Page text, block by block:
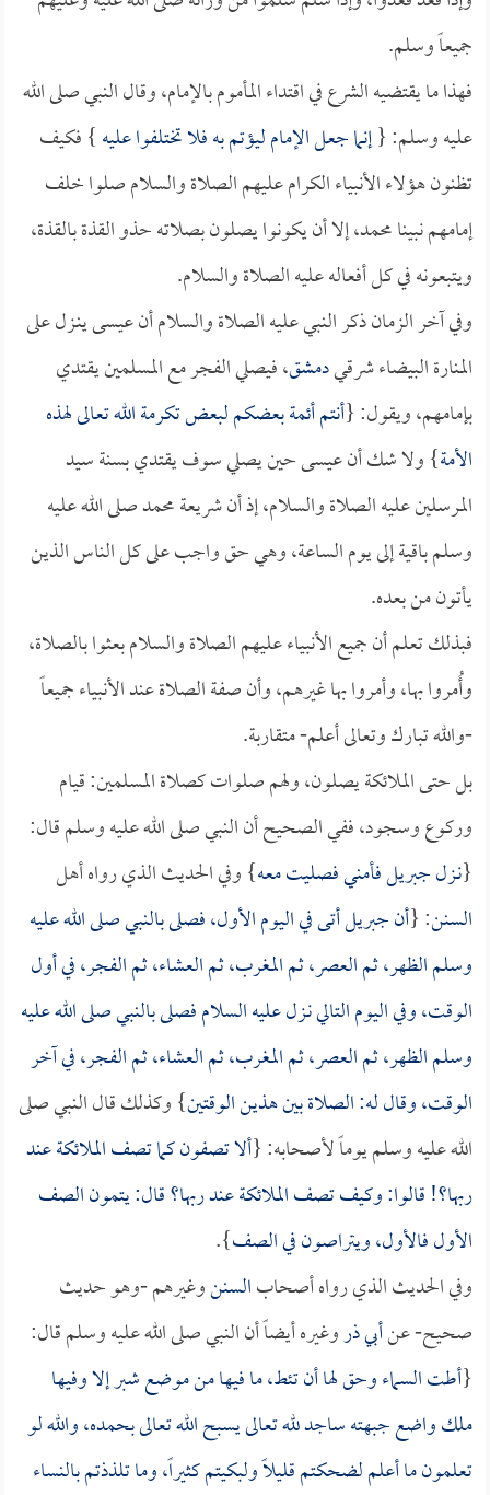
جميعاً وسلم.
فهذا ما يقتضيه الشرع في اقتداء المأموم بالإمام، وقال النبي صلى الله
عليه وسلم: {إنما جعل الإمام ليؤتم به فلا تختلفوا عليه} فكيف
تظنون هؤلاء الأنبياء الكرام عليهم الصلاة والسلام صلوا خلف
إمامهم نبينا محمد، إلا أن يكونوا يصلون بصلاته حذو القذة بالقذة،
ويتبعونه في كل أفعاله عليه الصلاة والسلام.
وفي آخر الزمان ذكر النبي عليه الصلاة والسلام أن عيسى ينـزل على
المنارة البيضاء شرقيدمشق، فيصلي الفجر مع المسلمين يقتدي
بإمامهم، ويقول: {أنتم أئمة بعضكم لبعض تكرمة الله تعالى لهذه
الأمة} ولا شك أن عيسى حين يصلي سوف يقتدي بسنة سيد
المرسلين عليه الصلاة والسلام، إذ أن شريعة محمد صلى الله عليه
وسلم باقية إلى يوم الساعة، وهي حق واجب على كل الناس الذين
يأتون من بعده.
فبذلك تعلم أن جميع الأنبياء عليهم الصلاة والسلام بعثوا بالصلاة،
وأُمروا بها، وأمروا بها غيرهم، وأن صفة الصلاة عند الأنبياء جميعاً
-والله تبارك وتعالى أعلم- متقاربة.
بل حتى الملائكة يصلون، ولهم صلوات كصلاة المسلمين: قيام
وركوع وسجود، ففي الصحيح أن النبي صلى الله عليه وسلم قال:
{نـزل جبريل فأمني فصليت معه} وفي الحديث الذي رواه أهل
السنن: {أن جبريل أتى في اليوم الأول، فصلى بالنبي صلى الله عليه
وسلم الظهر، ثم العصر، ثم المغرب، ثم العشاء، ثم الفجر، في أول
الوقت، وفي اليوم التالي نـزل عليه السلام فصلى بالنبي صلى الله عليه
وسلم الظهر، ثم العصر، ثم المغرب، ثم العشاء، ثم الفجر، في آخر
الوقت، وقال له: الصلاة بين هذين الوقتين} وكذلك قال النبي صلى
الله عليه وسلم يوماً لأصحابه: {ألا تصفون كما تصف الملائكة عند
ربها؟! قالوا: وكيف تصف الملائكة عند ربها؟ قال: يتمون الصف
الأول فالأول، ويتراصون في الصف}.
وفي الحديث الذي رواه أصحابالسننوغيرهم -وهو حديث
صحيح- عنأبي ذروغيره أيضاً أن النبي صلى الله عليه وسلم قال:
{أطت السماء وحق لها أن تئط، ما فيها من موضع شبر إلا وفيها
ملك واضع جبهته ساجد لله تعالى يسبح الله تعالى بحمده، والله لو
تعلمون ما أعلم لضحكتم قليلاً ولبكيتم كثيراً، وما تلذذتم بالنساء